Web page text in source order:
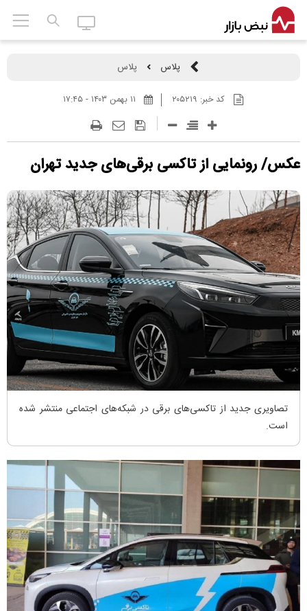
پلاس پلاس
کد خبر: ۲۰۵۲۱۹
عکس/ رونمایی از تاکسی برقی‌های جدید تهران
تصاویری جدید از تاکسی‌های برقی در شبکه‌های اجتماعی منتشر شده
است.